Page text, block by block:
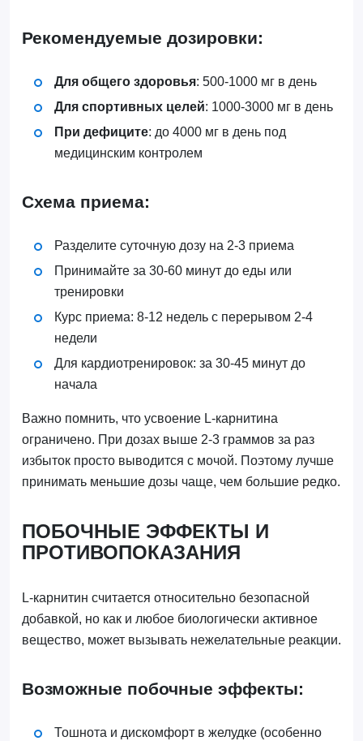
Рекомендуемые дозировки:
Для общего здоровья: 500-1000 мг в день
Для спортивных целей: 1000-3000 мг в день
При дефиците: до 4000 мг в день под
медицинским контролем
Схема приема:
Разделите суточную дозу на 2-3 приема
Принимайте за 30-60 минут до еды или
тренировки
Курс приема: 8-12 недель с перерывом 2-4
недели
Для кардиотренировок: за 30-45 минут до
начала
Важно помнить, что усвоение L-карнитина
ограничено. При дозах выше 2-3 граммов за раз
избыток просто выводится с мочой. Поэтому лучше
принимать меньшие дозы чаще, чем большие редко.
ПОБОЧНЫЕ ЭФФЕКТЫ И
ПРОТИВОПОКАЗАНИЯ
L-карнитин считается относительно безопасной
добавкой, но как и любое биологически активное
вещество, может вызывать нежелательные реакции.
Возможные побочные эффекты:
Тошнота и дискомфорт в желудке (особенно